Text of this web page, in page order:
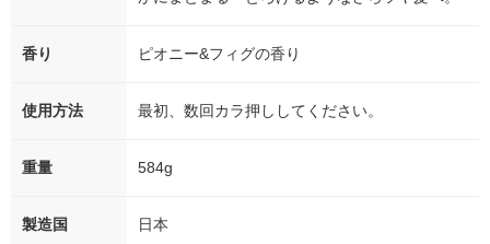
香り ピオニー&フィグの香り
使用方法 最初、数回カラ押ししてください。
重量 584g
製造国 日本